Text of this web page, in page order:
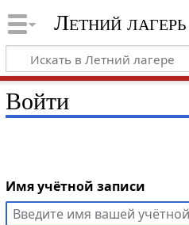
Летний лагерь
Войти
Имя учётной записи